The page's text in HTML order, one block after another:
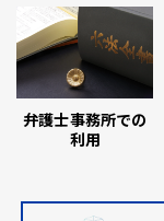
弁護士事務所での
利用